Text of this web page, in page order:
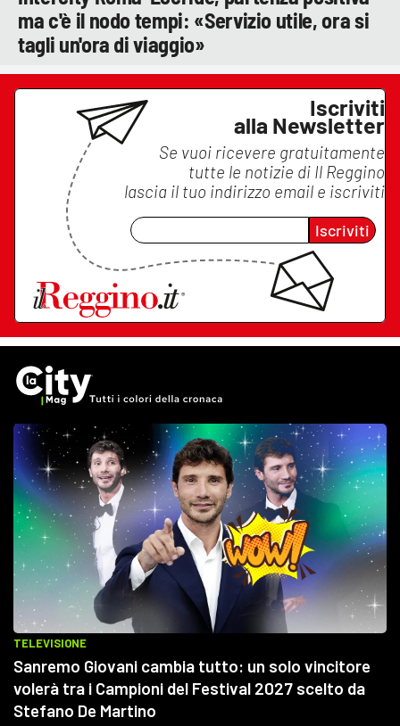
ma c'è il nodo tempi: «Servizio utile, ora si
tagli un'ora di viaggio»
Iscriviti
alla Newsletter
Se vuoi ricevere gratuitamente
tutte le notizie di Il Reggino
lascia il tuo indirizzo email e iscriviti
Iscriviti